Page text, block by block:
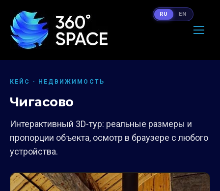
КЕЙС · НЕДВИЖИМОСТЬ
Чигасово
Интерактивный 3D-тур: реальные размеры и
пропорции объекта, осмотр в браузере с любого
устройства.
RU EN